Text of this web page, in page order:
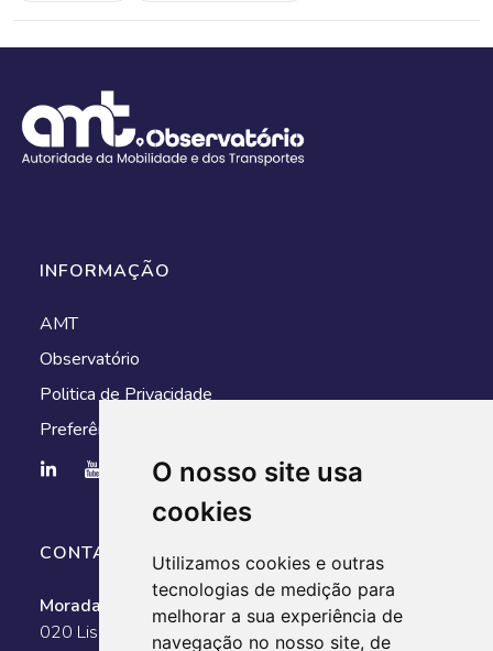
O nosso site usa
cookies
Utilizamos cookies e outras
tecnologias de medição para
melhorar a sua experiência de
navegação no nosso site, de
INFORMAÇÃO
AMT
Observatório
Politica de Privacidade
Preferências de cookies
CONTACTOS
Morada:
Av. António Augusto de Aguiar, n.º 128, 1050-
020 Lisboa